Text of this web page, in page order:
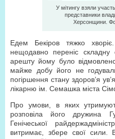
У мітингу взяли
представники
Херсонщини.
Едем Бекіров тяжко
нещодавно переніс
арешту йому було відмовлено
майже добу його не
погіршення стану здоров’я
лікарню ім. Семашка міста
Про умови, в яких
розповіла його дружина
Генічеської
витримає, збере свої сили.